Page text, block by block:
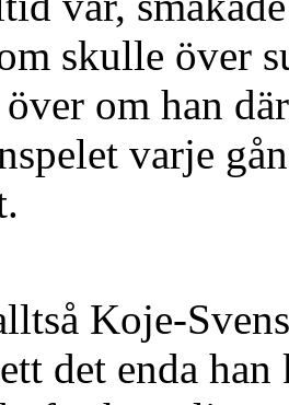
skulle över
om han
varje
Koje-
det enda